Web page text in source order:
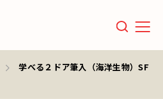
Menu
学べる２ドア筆入（海洋生物）SF